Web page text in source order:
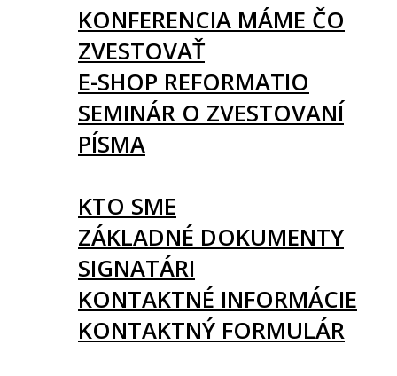
KONFERENCIA MÁME ČO
ZVESTOVAŤ
E-SHOP REFORMATIO
SEMINÁR O ZVESTOVANÍ
PÍSMA
KTO SME
ZÁKLADNÉ DOKUMENTY
SIGNATÁRI
KONTAKTNÉ INFORMÁCIE
KONTAKTNÝ FORMULÁR